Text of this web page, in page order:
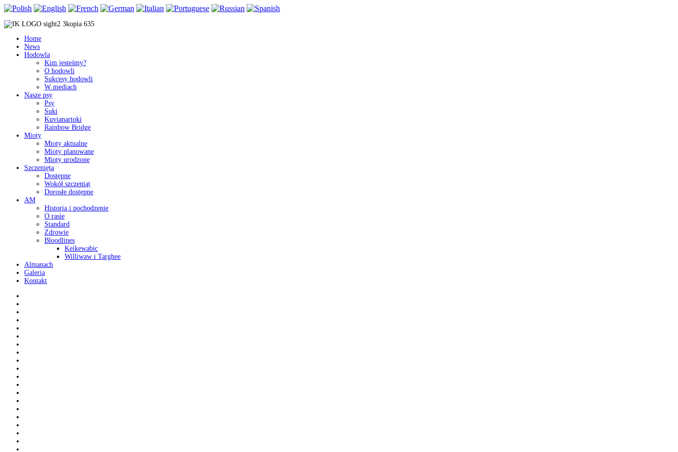
Home
News
Hodowla
Kim jesteśmy?
O hodowli
Sukcesy hodowli
W mediach
Nasze psy
Psy
Suki
Kuvianartoki
Rainbow Bridge
Mioty
Mioty aktualne
Mioty planowane
Mioty urodzone
Szczenięta
Dostępne
Wokół szczeniąt
Dorosłe dostępne
AM
Historia i pochodzenie
O rasie
Standard
Zdrowie
Bloodlines
Keikewabic
Williwaw i Targhee
Almanach
Galeria
Kontakt